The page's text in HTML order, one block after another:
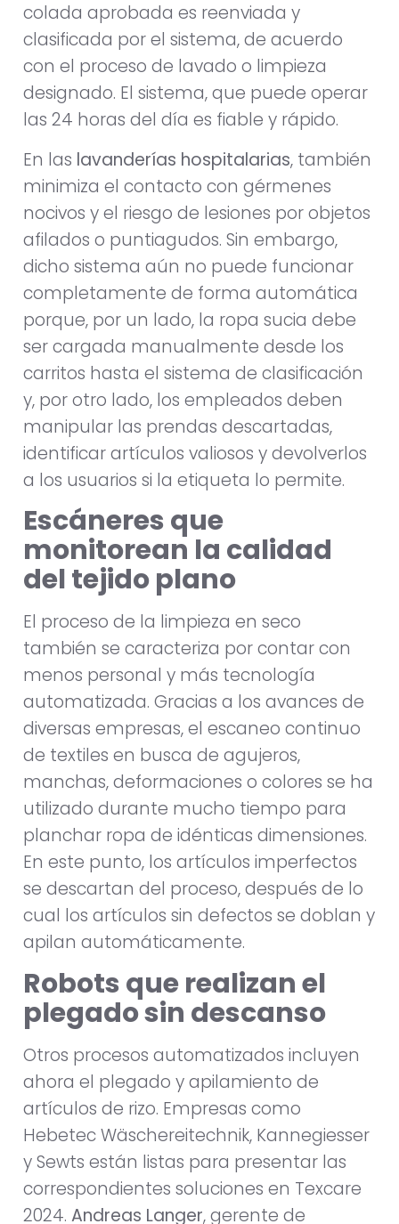
colada aprobada es reenviada y
clasificada por el sistema, de acuerdo
con el proceso de lavado o limpieza
designado. El sistema, que puede operar
las 24 horas del día es fiable y rápido.
En las lavanderías hospitalarias, también
minimiza el contacto con gérmenes
nocivos y el riesgo de lesiones por objetos
afilados o puntiagudos. Sin embargo,
dicho sistema aún no puede funcionar
completamente de forma automática
porque, por un lado, la ropa sucia debe
ser cargada manualmente desde los
carritos hasta el sistema de clasificación
y, por otro lado, los empleados deben
manipular las prendas descartadas,
identificar artículos valiosos y devolverlos
a los usuarios si la etiqueta lo permite.
Escáneres que
monitorean la calidad
del tejido plano
El proceso de la limpieza en seco
también se caracteriza por contar con
menos personal y más tecnología
automatizada. Gracias a los avances de
diversas empresas, el escaneo continuo
de textiles en busca de agujeros,
manchas, deformaciones o colores se ha
utilizado durante mucho tiempo para
planchar ropa de idénticas dimensiones.
En este punto, los artículos imperfectos
se descartan del proceso, después de lo
cual los artículos sin defectos se doblan y
apilan automáticamente.
Robots que realizan el
plegado sin descanso
Otros procesos automatizados incluyen
ahora el plegado y apilamiento de
artículos de rizo. Empresas como
Hebetec Wäschereitechnik, Kannegiesser
y Sewts están listas para presentar las
correspondientes soluciones en Texcare
2024. Andreas Langer, gerente de